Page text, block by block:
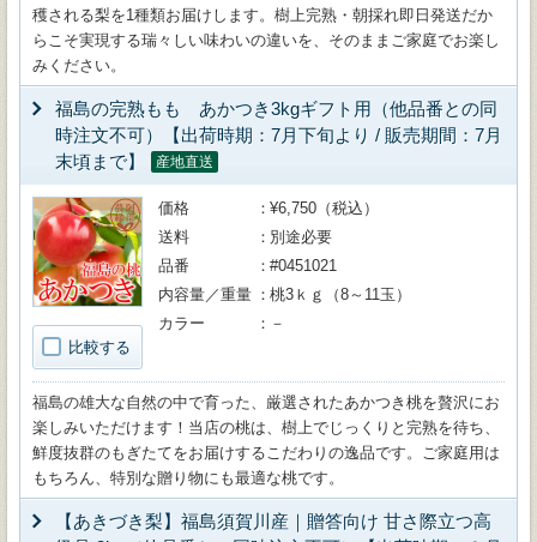
穫される梨を1種類お届けします。樹上完熟・朝採れ即日発送だか
らこそ実現する瑞々しい味わいの違いを、そのままご家庭でお楽し
みください。
福島の完熟もも あかつき3kgギフト用（他品番との同
時注文不可）【出荷時期：7月下旬より / 販売期間：7月
末頃まで】
産地直送
比較する
価格
¥6,750（税込）
送料
別途必要
品番
#0451021
内容量／重量
桃3ｋｇ（8～11玉）
カラー
－
福島の雄大な自然の中で育った、厳選されたあかつき桃を贅沢にお
楽しみいただけます！当店の桃は、樹上でじっくりと完熟を待ち、
鮮度抜群のもぎたてをお届けするこだわりの逸品です。ご家庭用は
もちろん、特別な贈り物にも最適な桃です。
【あきづき梨】福島須賀川産｜贈答向け 甘さ際立つ高